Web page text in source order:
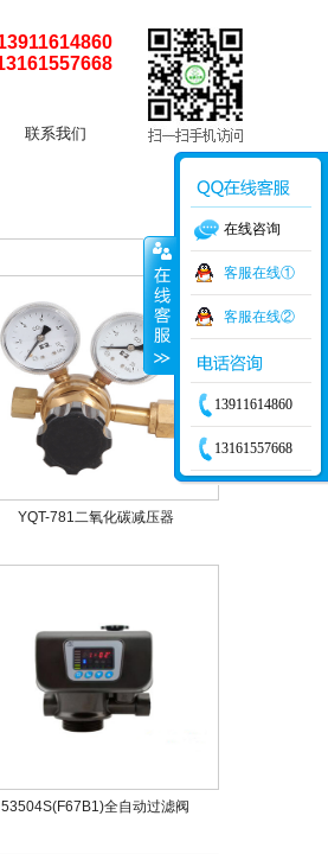
联系我们
YQT-781二氧化碳减压器
53504S(F67B1)全自动过滤阀
在线咨询
客服在线①
客服在线②
13911614860
13161557668